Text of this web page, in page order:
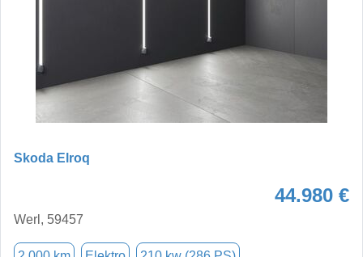
Skoda Elroq
44.980 €
Werl, 59457